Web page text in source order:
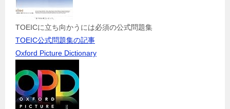
TOEICに立ち向かうには必須の公式問題集
TOEIC公式問題集の記事
Oxford Picture Dictionary